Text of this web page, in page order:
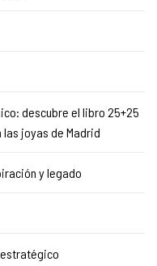
descubre el libro 25+25
joyas de Madrid
y legado